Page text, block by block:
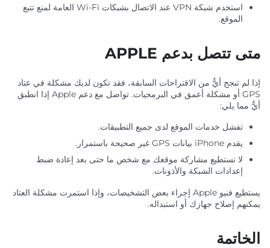
استخدم شبكة VPN عند الاتصال بشبكات Wi-Fi العامة لمنع تتبع
الموقع.
متى تتصل بدعم APPLE
إذا لم تنجح أيٌّ من الاقتراحات السابقة، فقد تكون لديك مشكلة في عتاد
GPS أو مشكلة أعمق في البرمجيات. تواصل مع دعم Apple إذا انطبق
أيٌّ مما يلي:
تفشل خدمات الموقع لدى جميع التطبيقات.
يقدم iPhone بيانات GPS غير صحيحة باستمرار.
لا تستطيع مشاركة موقعك مع شخص ما حتى بعد إعادة ضبط
إعدادات الشبكة والأذونات.
يستطيع فنيو Apple إجراء بعض التشخيصات، وإذا استمرت مشكلة العتاد
يمكنهم إصلاح جهازك أو استبداله.
الخاتمة